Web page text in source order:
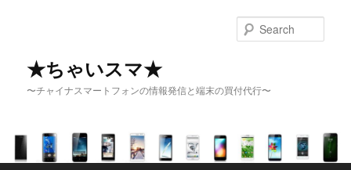
★ちゃいスマ★
〜チャイナスマートフォンの情報発信と端末の買付代行〜